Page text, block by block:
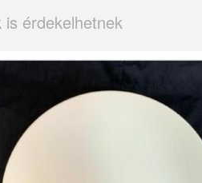
is érdekelhetnek